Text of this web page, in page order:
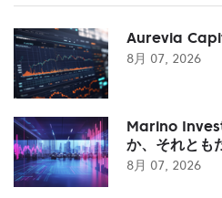
Aurevia
8月 07, 2026
Marino
か、それとも
8月 07, 2026